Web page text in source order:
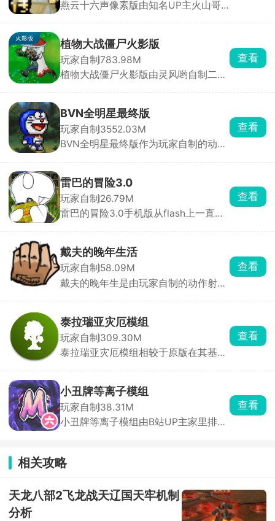
民的阵营，俘获他们，接收任务，一起
燕云十六声像素版由知名UP主火山哥
江湖中开启全新冒险。游戏高度还原了
原作的角色操控、战斗节奏与探索机
制，更创新性地加入变身系统与烹饪玩
法。赵大可变身不同形态，应对多样挑
植物大战僵尸火影版
玩家自制783.98M
植物大战僵尸火影版由灵风哟自制二
经典的攒阳光，买各种火影角色来抵挡
一波又一波的僵尸潮，每解锁一个关卡
都会获得新的植物，像带土僵尸和大蛇
丸舞王僵尸的设定都具备角色特性，一
的僵尸。
查看
BVN全明星最终版
玩家自制3552.03M
BVN全明星最终版作为玩家自制的动漫
络热梗人物惊喜加盟，让来自不同作品
的英雄反派齐聚一堂。游戏中，每个角
色都拥有符合动漫人设的独特招式，技
能机制差异鲜明，IP还原度极高。它提
查看
雷巴的冒险3.0
玩家自制 26.79M
雷巴的冒险3.0手机版从flash上一直而
游戏世界中，从八种不同类型的角色中
选择扮演，凭借智慧与勇气探索多条不
同的道路，对抗不同的怪物和敌人，一
边冒险一边提升自己的能力，揭开魔剑
查看
戴夫的晚年生活
玩家自制 58.09M
戴夫的晚年生是由玩家自制的动作射击
是让主角戴夫亲扛猎枪大战僵尸。游戏
中，年迈的戴夫不服老，跳跃闪避、近
战挥砍、精准射击样样精通，枪械手感
与近战打击感堪称一绝，搭配独特的射
查看
泰拉瑞亚灾厄模组
玩家自制309.30M
泰拉瑞亚灾厄模组相较于原版在其基础
boss就会获得神器，通过合成表合成强
有力的道具，从而更加轻松有把握的继
续冒险。
查看
小丑牌等离子模组
玩家自制38.31M
小丑牌等离子模组由B站UP主家里排第
加成的卡组进入游戏之后，需要通过挑
战盲注通往下一个挑战。打出不同的牌
况来选择相应的卡牌去尽力打出最高的
点数，体验各种加成带来的爽感。
查看
相关攻略
天龙八部2飞龙战天辽国天牢机制
分析